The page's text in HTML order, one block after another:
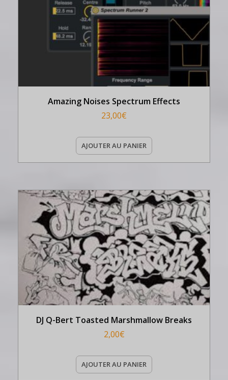
Amazing Noises Spectrum Effects
23,00€
AJOUTER AU PANIER
DJ Q-Bert Toasted Marshmallow Breaks
2,00€
AJOUTER AU PANIER